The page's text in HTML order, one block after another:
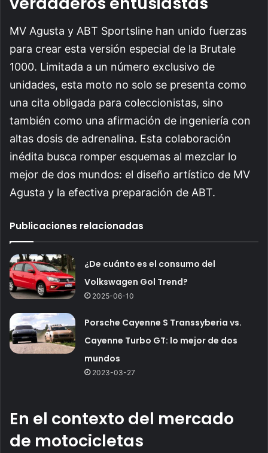
MV Agusta y ABT Sportsline han unido fuerzas
para crear esta versión especial de la Brutale
1000. Limitada a un número exclusivo de
unidades, esta moto no solo se presenta como
una cita obligada para coleccionistas, sino
también como una afirmación de ingeniería con
altas dosis de adrenalina. Esta colaboración
inédita busca romper esquemas al mezclar lo
mejor de dos mundos: el diseño artístico de MV
Agusta y la efectiva preparación de ABT.
Publicaciones relacionadas
¿De cuánto es el consumo del
Volkswagen Gol Trend?
2025-06-10
Porsche Cayenne S Transsyberia vs.
Cayenne Turbo GT: lo mejor de dos
mundos
2023-03-27
En el contexto del mercado
de motocicletas